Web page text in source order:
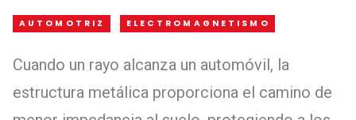
AUTOMOTRIZ ELECTROMAGNETISMO
Cuando un rayo alcanza un automóvil, la
estructura metálica proporciona el camino de